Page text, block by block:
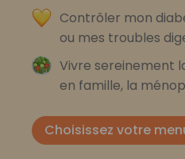
Contrôler mon
ou mes troubles
Vivre sereinement
en famille, la
Choisissez votre